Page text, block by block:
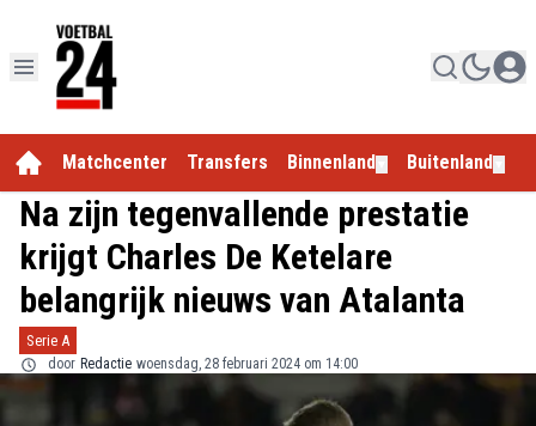
Matchcenter Transfers Binnenland Buitenland
Na zijn tegenvallende prestatie
krijgt Charles De Ketelare
belangrijk nieuws van Atalanta
Serie A
door Redactie woensdag, 28 februari 2024 om 14:00